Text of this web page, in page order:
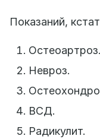
Показаний,
Остеоартроз.
Невроз.
ВСД.
Радикулит.